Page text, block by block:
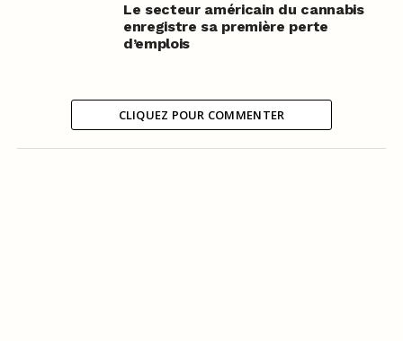
Le secteur américain du cannabis
enregistre sa première perte
d’emplois
CLIQUEZ POUR COMMENTER